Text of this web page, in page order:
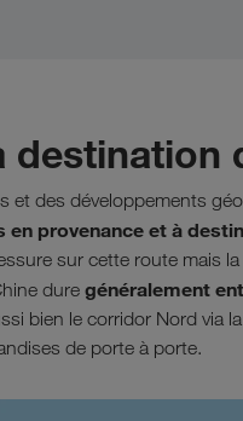
et des développements
provenance et à
sur cette route mais
dure généralement
bien le corridor Nord via
de porte à porte.